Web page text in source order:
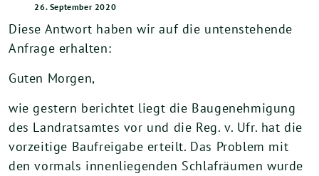
26. September 2020
Diese Antwort haben wir auf die untenstehende
Anfrage erhalten:
Guten Morgen,
wie gestern berichtet liegt die Baugenehmigung
des Landratsamtes vor und die Reg. v. Ufr. hat die
vorzeitige Baufreigabe erteilt. Das Problem mit
den vormals innenliegenden Schlafräumen wurde